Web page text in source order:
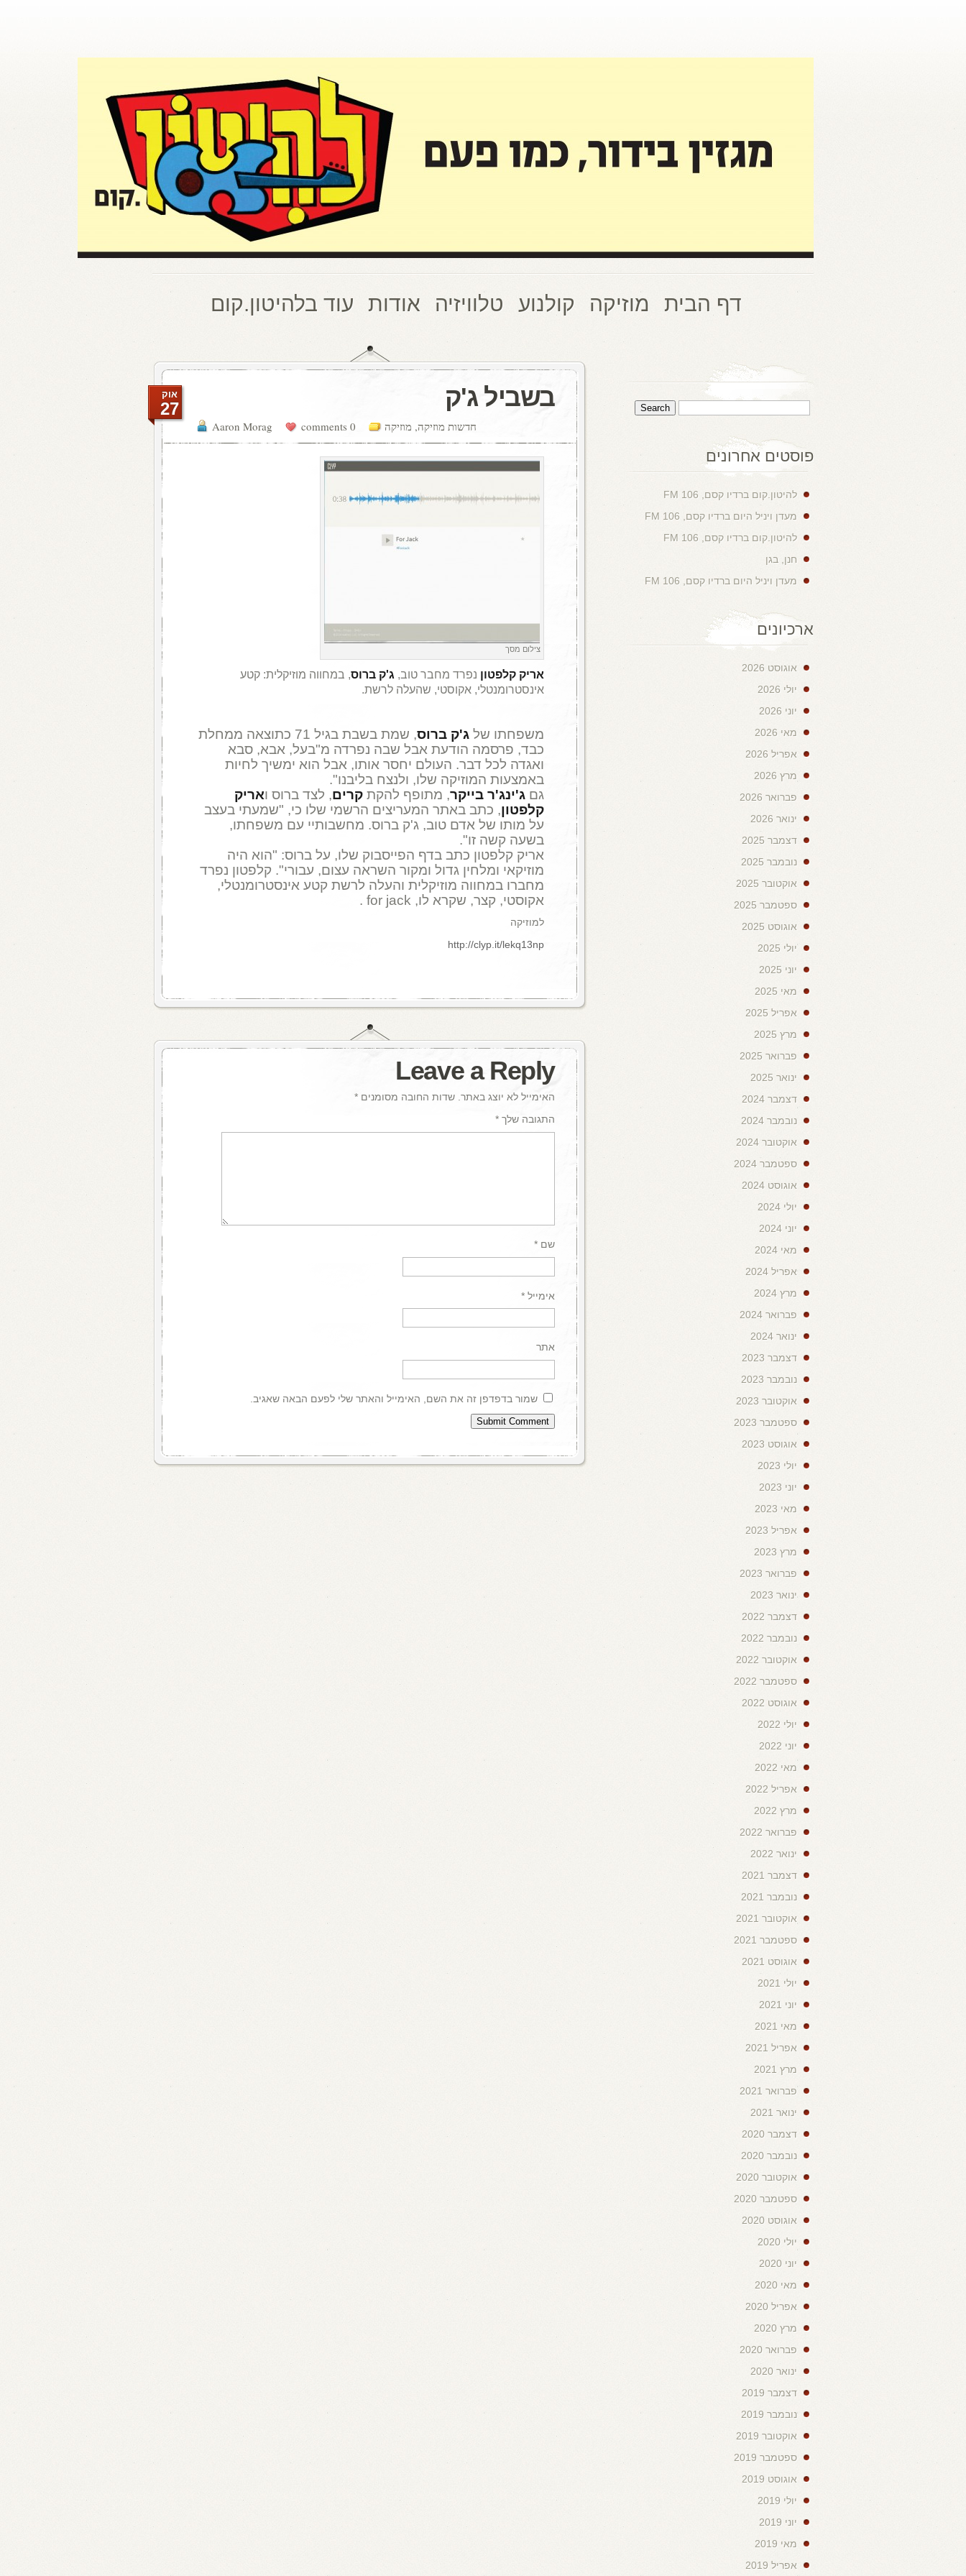
דף הבית מוזיקה קולנוע טלוויזיה אודות עוד בלהיטון.קום
בשביל ג'ק
Aaron Morag 0 comments חדשות מוזיקה, מוזיקה
אוק
27
צילום מסך
אריק קלפטון נפרד מחבר טוב, ג'ק ברוס, במחווה מוזיקלית: קטע
אינסטרומנטלי, אקוסטי, שהעלה לרשת.
משפחתו של ג'ק ברוס
, שמת בשבת בגיל 71 כתוצאה ממחלת
כבד, פרסמה הודעת אבל שבה נפרדה מ"בעל, אבא, סבא
ואגדה לכל דבר. העולם יחסר אותו, אבל הוא ימשיך לחיות
באמצעות המוזיקה שלו, ולנצח בליבנו".
גם ג'ינג'ר בייקר, מתופף להקת קרים, לצד ברוס ואריק
קלפטון, כתב באתר המעריצים הרשמי שלו כי, "שמעתי בעצב
על מותו של אדם טוב, ג'ק ברוס. מחשבותיי עם משפחתו,
בשעה קשה זו".
אריק קלפטון כתב בדף הפייסבוק שלו, על ברוס: "הוא היה
מוזיקאי ומלחין גדול ומקור השראה עצום, עבורי". קלפטון נפרד
מחברו במחווה מוזיקלית והעלה לרשת קטע אינסטרומנטלי,
אקוסטי, קצר, שקרא לו, for jack .
למוזיקה
http://clyp.it/lekq13np
Leave a Reply
האימייל לא יוצג באתר. שדות החובה מסומנים *
התגובה שלך *
שם *
אימייל *
אתר
שמור בדפדפן זה את השם, האימייל והאתר שלי לפעם הבאה שאגיב.
פוסטים אחרונים
להיטון.קום ברדיו קסם, 106 FM
מעדן ויניל היום ברדיו קסם, 106 FM
להיטון.קום ברדיו קסם, 106 FM
חנן, בגן
מעדן ויניל היום ברדיו קסם, 106 FM
ארכיונים
אוגוסט 2026
יולי 2026
יוני 2026
מאי 2026
אפריל 2026
מרץ 2026
פברואר 2026
ינואר 2026
דצמבר 2025
נובמבר 2025
אוקטובר 2025
ספטמבר 2025
אוגוסט 2025
יולי 2025
יוני 2025
מאי 2025
אפריל 2025
מרץ 2025
פברואר 2025
ינואר 2025
דצמבר 2024
נובמבר 2024
אוקטובר 2024
ספטמבר 2024
אוגוסט 2024
יולי 2024
יוני 2024
מאי 2024
אפריל 2024
מרץ 2024
פברואר 2024
ינואר 2024
דצמבר 2023
נובמבר 2023
אוקטובר 2023
ספטמבר 2023
אוגוסט 2023
יולי 2023
יוני 2023
מאי 2023
אפריל 2023
מרץ 2023
פברואר 2023
ינואר 2023
דצמבר 2022
נובמבר 2022
אוקטובר 2022
ספטמבר 2022
אוגוסט 2022
יולי 2022
יוני 2022
מאי 2022
אפריל 2022
מרץ 2022
פברואר 2022
ינואר 2022
דצמבר 2021
נובמבר 2021
אוקטובר 2021
ספטמבר 2021
אוגוסט 2021
יולי 2021
יוני 2021
מאי 2021
אפריל 2021
מרץ 2021
פברואר 2021
ינואר 2021
דצמבר 2020
נובמבר 2020
אוקטובר 2020
ספטמבר 2020
אוגוסט 2020
יולי 2020
יוני 2020
מאי 2020
אפריל 2020
מרץ 2020
פברואר 2020
ינואר 2020
דצמבר 2019
נובמבר 2019
אוקטובר 2019
ספטמבר 2019
אוגוסט 2019
יולי 2019
יוני 2019
מאי 2019
אפריל 2019